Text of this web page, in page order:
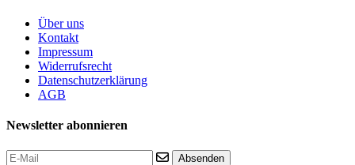
Über uns
Kontakt
Impressum
Widerrufsrecht
Datenschutzerklärung
AGB
Newsletter abonnieren
Absenden